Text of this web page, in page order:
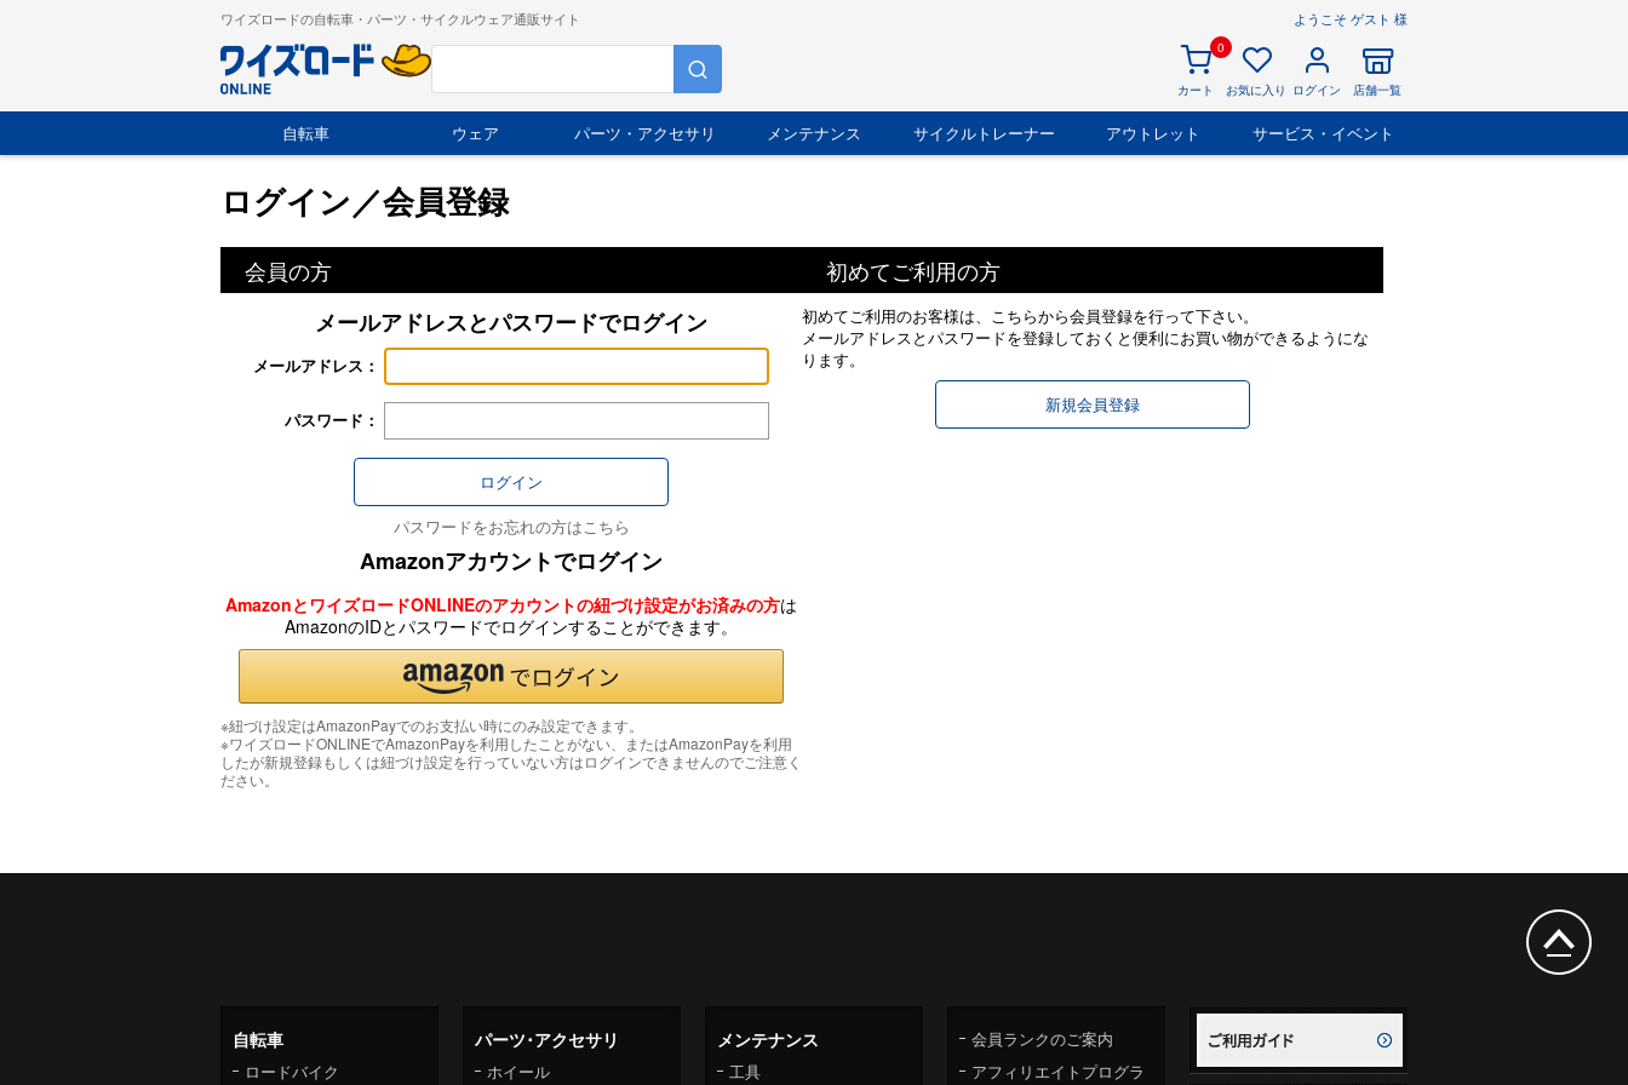
ワイズロードの自転車・パーツ・サイクルウェア通販サイト ようこそ ゲスト 様
0
カート お気に入り ログイン 店舗一覧
自転車 ウェア パーツ・アクセサリ メンテナンス サイクルトレーナー アウトレット サービス・イベント
ログイン／会員登録
会員の方
メールアドレスとパスワードでログイン
メールアドレス：
パスワード：
パスワードをお忘れの方はこちら
Amazonアカウントでログイン
AmazonとワイズロードONLINEのアカウントの紐づけ設定がお済みの方は
AmazonのIDとパスワードでログインすることができます。
※紐づけ設定はAmazonPayでのお支払い時にのみ設定できます。
※ワイズロードONLINEでAmazonPayを利用したことがない、またはAmazonPayを利用
したが新規登録もしくは紐づけ設定を行っていない方はログインできませんのでご注意く
ださい。
初めてご利用の方
初めてご利用のお客様は、こちらから会員登録を行って下さい。
メールアドレスとパスワードを登録しておくと便利にお買い物ができるようにな
ります。
自転車
ロードバイク
パーツ･アクセサリ
ホイール
メンテナンス
工具
会員ランクのご案内
アフィリエイトプログラ